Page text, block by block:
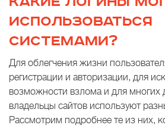
ИСПОЛЬЗОВАТЬСЯ
СИСТЕМАМИ?
Для облегчения жизни
регистрации и авторизации, для
возможности взлома и для многих
владельцы сайтов используют
Рассмотрим подробнее те из них,